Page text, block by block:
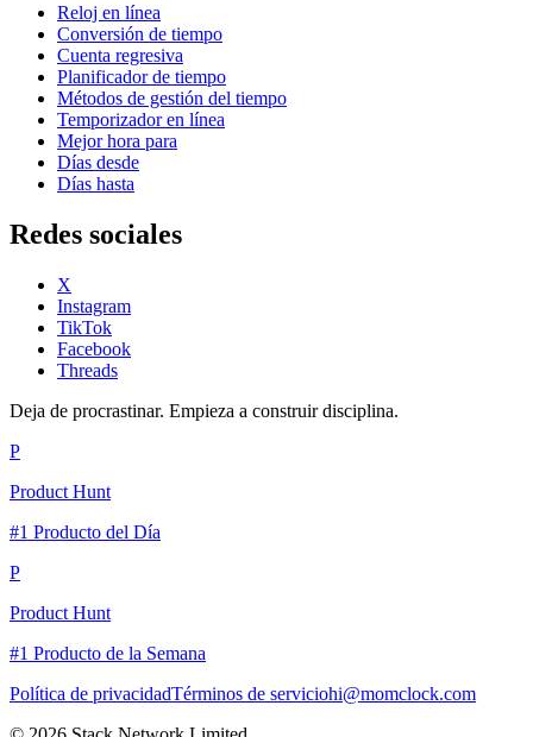
Reloj en línea
Conversión de tiempo
Cuenta regresiva
Planificador de tiempo
Métodos de gestión del tiempo
Temporizador en línea
Mejor hora para
Días desde
Días hasta
Redes sociales
X
Instagram
TikTok
Facebook
Threads
Deja de procrastinar. Empieza a construir disciplina.
P
Product Hunt
#1 Producto del Día
P
Product Hunt
#1 Producto de la Semana
Política de privacidadTérminos de serviciohi@momclock.com